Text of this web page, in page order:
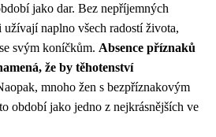
jako dar. Bez nepříjemných
naplno všech radostí života,
svým koníčkům. Absence příznaků
že by těhotenství
mnoho žen s bezpříznakovým
období jako jedno z nejkrásnějších ve